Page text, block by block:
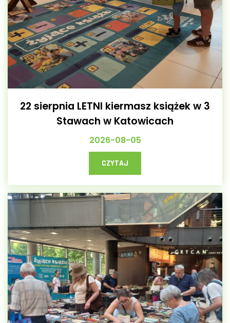
22 sierpnia LETNI kiermasz książek w 3
Stawach w Katowicach
2026-08-05
CZYTAJ